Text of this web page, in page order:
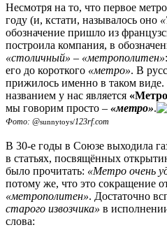
Несмотря на то, что первое
году (и, кстати, называлось оно
обозначение пришло из
построила компания, в
«столичный» – «метрополитен»
его до короткого «метро». В
прижилось именно в таком
названием у нас является
мы говорим просто – «метро».
Фото: @sunnytoys/123rf.com
В 30-е годы в Союзе выходила
в статьях, посвящённых
было прочитать: «Метро очень
потому же, что это сокращение
«метрополитен». Достаточно
старого извозчика» в
слова: